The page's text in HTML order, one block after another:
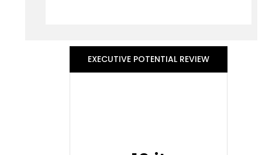
EXECUTIVE POTENTIAL REVIEW